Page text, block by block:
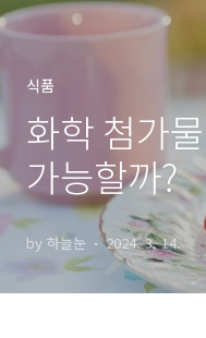
식품
화학 첨가
가능할까?
by 하늘눈 2024. 3. 14.